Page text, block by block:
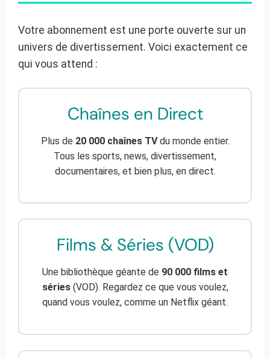
Votre abonnement est une porte ouverte sur un
univers de divertissement. Voici exactement ce
qui vous attend :
Chaînes en Direct
Plus de 20 000 chaînes TVdu monde entier.
Tous les sports, news, divertissement,
documentaires, et bien plus, en direct.
Films & Séries (VOD)
Une bibliothèque géante de 90 000 films et
séries(VOD). Regardez ce que vous voulez,
quand vous voulez, comme un Netflix géant.